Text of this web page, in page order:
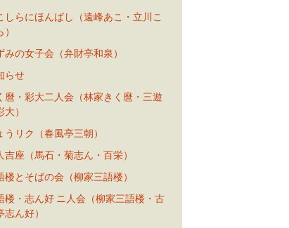
しらにほんばし（遠峰あこ・立川こ
みの女子会（弁財亭和泉）
らせ
麿・彩大二人会（林家きく麿・三遊
）
うリク（春風亭三朝）
吉座（馬石・菊志ん・百栄）
楼とそばの会（柳家三語楼）
楼・志ん好 ニ人会（柳家三語楼・古
志ん好）